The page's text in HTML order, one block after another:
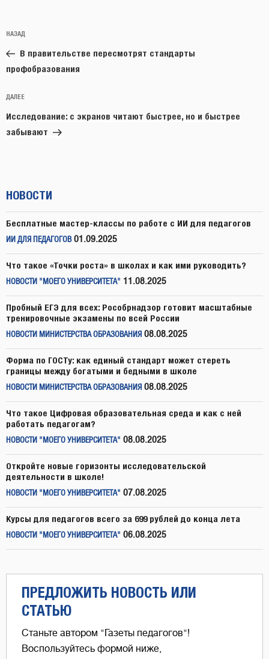
по
записям
Предыдущая
запись:
НАЗАД
В правительстве пересмотрят стандарты
профобразования
Следующая
запись
ДАЛЕЕ
Исследование: с экранов читают быстрее, но и быстрее
забывают
НОВОСТИ
Бесплатные мастер-классы по работе с ИИ для педагогов
ИИ ДЛЯ ПЕДАГОГОВ 01.09.2025
Что такое «Точки роста» в школах и как ими руководить?
НОВОСТИ "МОЕГО УНИВЕРСИТЕТА" 11.08.2025
Пробный ЕГЭ для всех: Рособрнадзор готовит масштабные
тренировочные экзамены по всей России
НОВОСТИ МИНИСТЕРСТВА ОБРАЗОВАНИЯ 08.08.2025
Форма по ГОСТу: как единый стандарт может стереть
границы между богатыми и бедными в школе
НОВОСТИ МИНИСТЕРСТВА ОБРАЗОВАНИЯ 08.08.2025
Что такое Цифровая образовательная среда и как с ней
работать педагогам?
НОВОСТИ "МОЕГО УНИВЕРСИТЕТА" 08.08.2025
Откройте новые горизонты исследовательской
деятельности в школе!
НОВОСТИ "МОЕГО УНИВЕРСИТЕТА" 07.08.2025
Курсы для педагогов всего за 699 рублей до конца лета
НОВОСТИ "МОЕГО УНИВЕРСИТЕТА" 06.08.2025
ПРЕДЛОЖИТЬ НОВОСТЬ ИЛИ
СТАТЬЮ
Станьте автором "Газеты педагогов"!
Воспользуйтесь формой ниже,